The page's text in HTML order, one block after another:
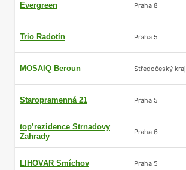
Evergreen Praha 8
Trio Radotín Praha 5
MOSAIQ Beroun Středočeský kraj
Staropramenná 21 Praha 5
top’rezidence Strnadovy
Zahrady
Praha 6
LIHOVAR Smíchov Praha 5